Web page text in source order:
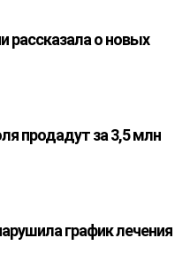
рассказала о новых
продадут за 3,5 млн
график лечения